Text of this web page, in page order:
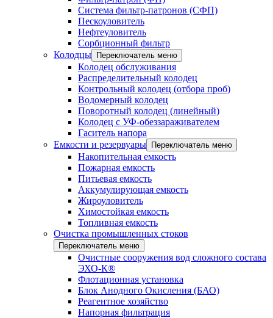
Система фильтр-патронов (СФП)
Пескоуловитель
Нефтеуловитель
Сорбционный фильтр
Колодцы
Переключатель меню
Колодец обслуживания
Распределительный колодец
Контрольный колодец (отбора проб)
Водомерный колодец
Поворотный колодец (линейный)
Колодец с УФ-обеззараживателем
Гаситель напора
Емкости и резервуары
Переключатель меню
Накопительная емкость
Пожарная емкость
Питьевая емкость
Аккумулирующая емкость
Жироуловитель
Химостойкая емкость
Топливная емкость
Очистка промышленных стоков
Переключатель меню
Очистные сооружения вод сложного состава
ЭХО-К®
Флотационная установка
Блок Анодного Окисления (БАО)
Реагентное хозяйство
Напорная фильтрация